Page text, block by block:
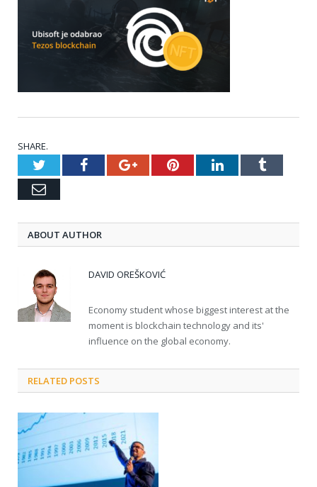
SHARE.
TwitterFacebookGoogle+PinterestLinkedInTumblr
Email
ABOUT AUTHOR
DAVID OREŠKOVIĆ
Economy student whose biggest interest at the
moment is blockchain technology and its'
influence on the global economy.
RELATED POSTS